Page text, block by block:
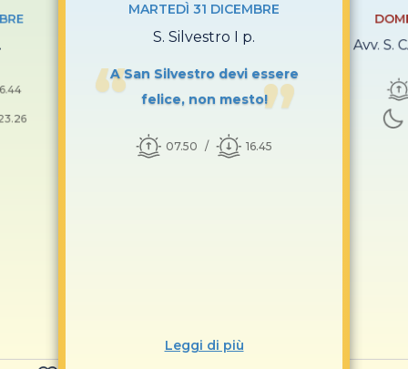
MARTEDÌ 31 DICEMBRE
S. Silvestro I p.
A San Silvestro devi essere
felice, non mesto!
07.50 16.45
Leggi di più
1ª Avv.